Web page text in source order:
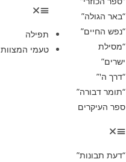
“באר הגולה”
“נפש החיים”
“מסילת
ישרים”
“דרך ה'”
“תומר דבורה”
ספר העיקרים
“דעת תבונות”
תפילה
טעמי המצוות